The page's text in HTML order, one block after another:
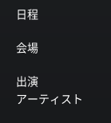
日程
会場
出演
アーティスト